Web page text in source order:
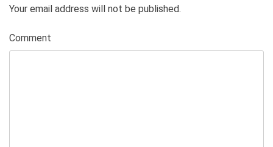
Your email address will not be published.
Comment